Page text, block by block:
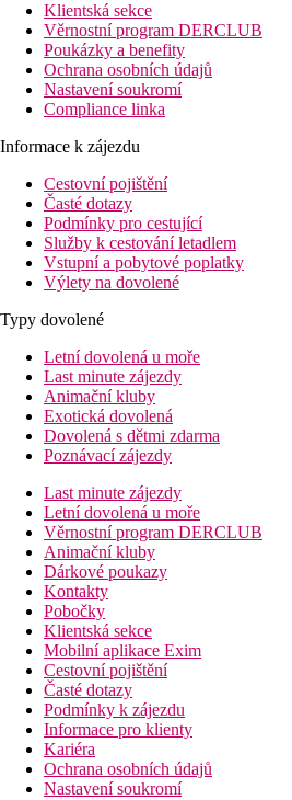
Klientská sekce
Věrnostní program DERCLUB
Poukázky a benefity
Ochrana osobních údajů
Nastavení soukromí
Compliance linka
Informace k zájezdu
Cestovní pojištění
Časté dotazy
Podmínky pro cestující
Služby k cestování letadlem
Vstupní a pobytové poplatky
Výlety na dovolené
Typy dovolené
Letní dovolená u moře
Last minute zájezdy
Animační kluby
Exotická dovolená
Dovolená s dětmi zdarma
Poznávací zájezdy
Last minute zájezdy
Letní dovolená u moře
Věrnostní program DERCLUB
Animační kluby
Dárkové poukazy
Kontakty
Pobočky
Klientská sekce
Mobilní aplikace Exim
Cestovní pojištění
Časté dotazy
Podmínky k zájezdu
Informace pro klienty
Kariéra
Ochrana osobních údajů
Nastavení soukromí